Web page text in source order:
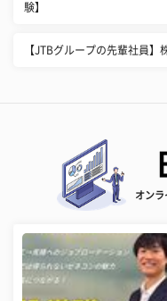
験】
【JTBグループの先輩社員
オンラ